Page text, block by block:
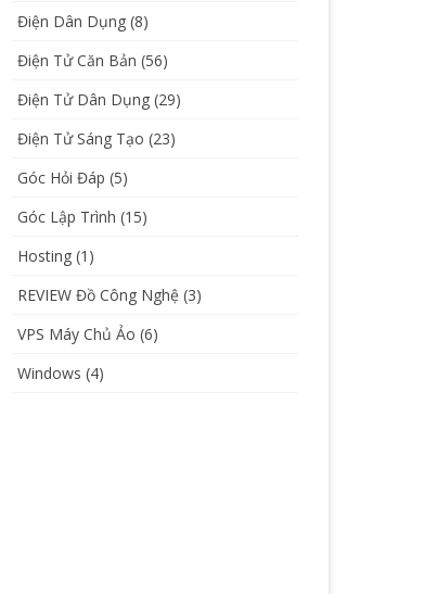
Điện Dân Dụng(8)
Điện Tử Căn Bản (56)
Điện Tử Dân Dụng(29)
Điện Tử Sáng Tạo (23)
Góc Hỏi Đáp (5)
Góc Lập Trình (15)
Hosting(1)
REVIEW Đồ Công Nghệ (3)
VPS Máy Chủ Ảo (6)
Windows (4)